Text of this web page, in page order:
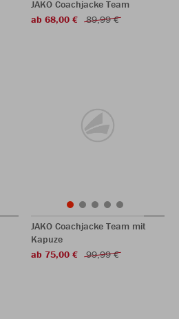
JAKO Coachjacke Team
ab 68,00 €
89,99 €
JAKO Coachjacke Team mit
Kapuze
ab 75,00 €
99,99 €